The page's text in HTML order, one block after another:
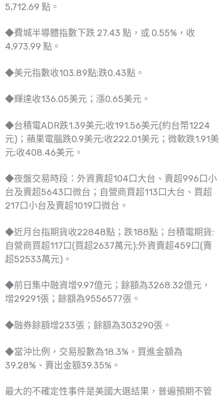
5,712.69 點。
◆費城半導體指數下跌 27.43 點，或 0.55%，收
4,973.99 點。
◆美元指數收103.89點;跌0.43點。
◆輝達收136.05美元；漲0.65美元。
◆台積電ADR跌1.39美元;收191.56美元(約台幣1224
元)；蘋果電腦跌0.9美元;收222.01美元；微軟跌1.91美
元;收408.46美元。
◆夜盤交易時段：外資賣超104口大台、賣超996口小
台及賣超5643口微台；自營商買超113口大台、買超
217口小台及賣超1019口微台。
◆近月台指期貨收22848點；跌188點；台積電期貨:
自營商買超117口(買超2637萬元);外資賣超459口(賣
超52533萬元)。
◆前日集中融資增9.97億元；餘額為3268.32億元，
增29291張；餘額為9556577張。
◆融券餘額增233張；餘額為303290張。
◆當沖比例，交易股數為18.3%，買進金額為
39.28%、賣出金額39.35%。
最大的不確定性事件是美國大選結果，普遍預期不管